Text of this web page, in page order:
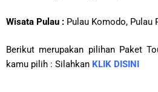
Wisata Pulau : Pulau Komodo, Pulau
Berikut merupakan pilihan Paket
kamu pilih : Silahkan KLIK DISINI